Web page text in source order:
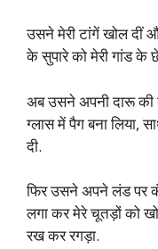
उसने मेरी टांगें खोल
के सुपारे को मेरी गांड
अब उसने अपनी दारू
ग्लास में पैग बना लिया,
दी.
फिर उसने अपने लंड पर
लगा कर मेरे चूतड़ों को
रख कर रगड़ा.